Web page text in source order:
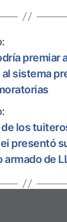
premiar
sistema
los
presentó
armado de